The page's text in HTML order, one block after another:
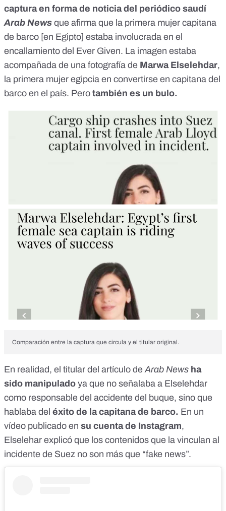
captura en forma de noticia del periódico saudí
Arab News que afirma que la primera mujer capitana
de barco [en Egipto] estaba involucrada en el
encallamiento del Ever Given. La imagen estaba
acompañada de una fotografía de Marwa Elselehdar,
la primera mujer egipcia en convertirse en capitana del
barco en el país. Pero también es un bulo.
Comparación entre la captura que circula y el titular original.
En realidad, el titular del artículo de Arab News ha
sido manipulado ya que no señalaba a Elselehdar
como responsable del accidente del buque, sino que
hablaba del éxito de la capitana de barco. En un
vídeo publicado en su cuenta de Instagram,
Elselehar explicó que los contenidos que la vinculan al
incidente de Suez no son más que “fake news”.